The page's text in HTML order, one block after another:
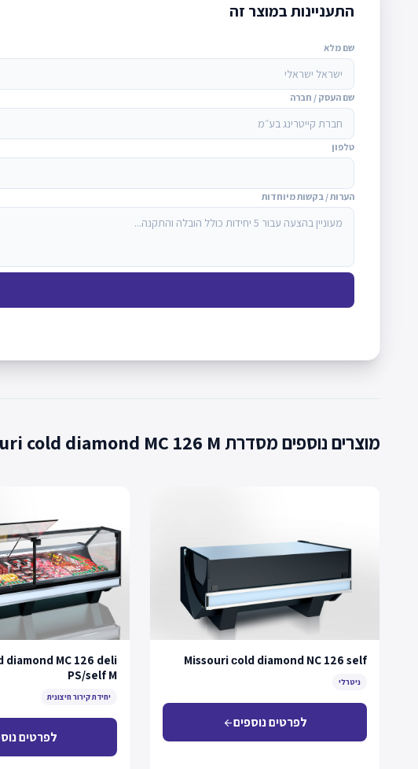
התעניינות במוצר זה
שם מלא
שם העסק / חברה
טלפון
הערות / בקשות מיוחדות
מוצרים נוספים מסדרת Missouri cold diamond MC 126 M
Missouri сold diamond NC 126 self
ניטרלי
לפרטים נוספיםarrow_back
diamond MC 126 deli
PS/self M
יחידת קירור חיצונית
לפרטים